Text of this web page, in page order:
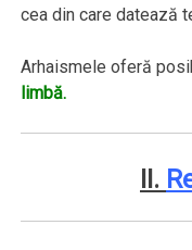
cea din care datează
Arhaismele oferă
limbă.
II.